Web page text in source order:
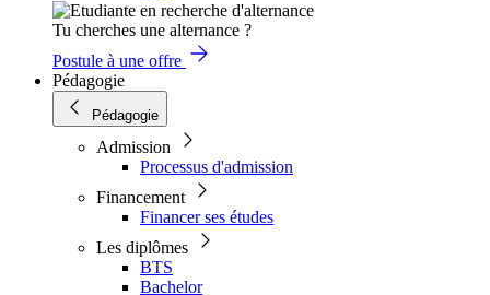
Tu cherches une alternance ?
Postule à une offre
Pédagogie
Pédagogie
Admission
Processus d'admission
Financement
Financer ses études
Les diplômes
BTS
Bachelor